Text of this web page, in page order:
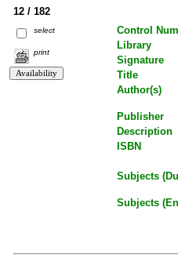
12 / 182
select
print
Control
Library
Signature
Title
Author(s)
Publisher
Description
ISBN
Subjects
Subjects